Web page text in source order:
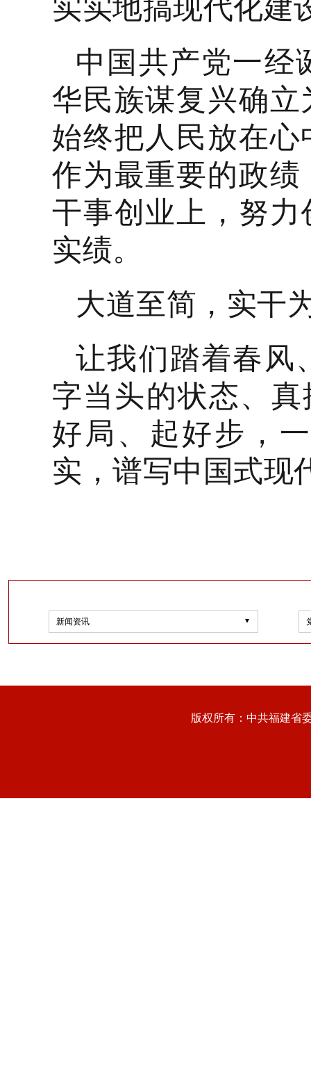
中国共产党一经
华民族谋复兴确
始终把人民放在
作为最重要的政
干事创业上，努
实绩。
大道至简，实干
让我们踏着春风
字当头的状态、
好局、起好步，
实，谱写中国式现
新闻资讯
版权所有：中共福建省